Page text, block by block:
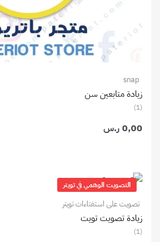
snap
زيادة متابعين سن
(1)
0,00ر.س
التصويت الوهمي في تويتر
تصويت على استفتاءات تويتر
زيادة تصويت تويت
(1)